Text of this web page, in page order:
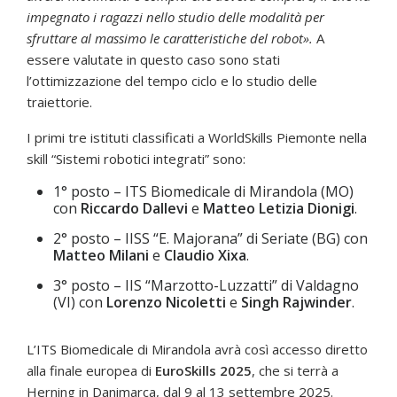
impegnato i ragazzi nello studio delle modalità per
sfruttare al massimo le caratteristiche del robot». A
essere valutate in questo caso sono stati
l’ottimizzazione del tempo ciclo e lo studio delle
traiettorie.
I primi tre istituti classificati a WorldSkills Piemonte nella
skill “Sistemi robotici integrati” sono:
1° posto – ITS Biomedicale di Mirandola (MO)
con Riccardo Dallevi e Matteo Letizia Dionigi.
2° posto – IISS “E. Majorana” di Seriate (BG) con
Matteo Milani e Claudio Xixa.
3° posto – IIS “Marzotto-Luzzatti” di Valdagno
(VI) con Lorenzo Nicoletti e Singh Rajwinder.
L’ITS Biomedicale di Mirandola avrà così accesso diretto
alla finale europea di EuroSkills 2025, che si terrà a
Herning in Danimarca, dal 9 al 13 settembre 2025.